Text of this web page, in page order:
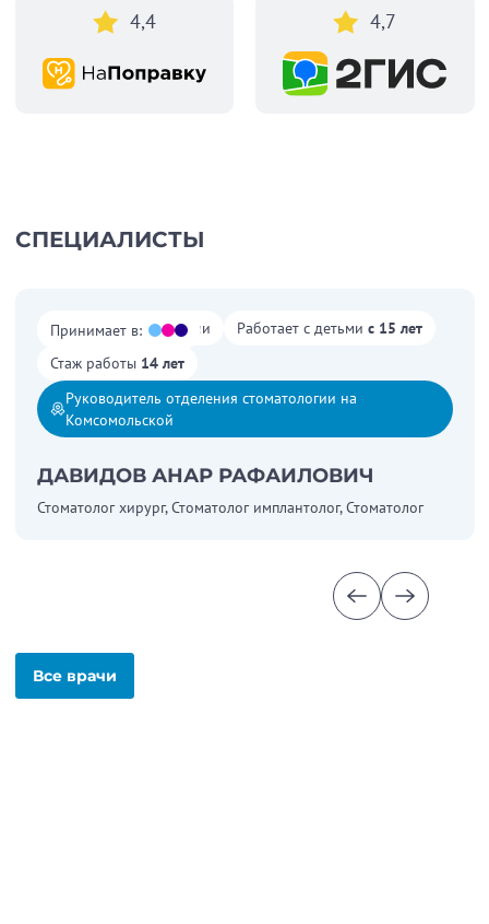
4,4 4,7
СПЕЦИАЛИСТЫ
Принимает в:
Работает со взрослыми Работает с детьми с 15 лет
Стаж работы 14 лет
Руководитель отделения стоматологии на
Комсомольской
ДАВИДОВ АНАР РАФАИЛОВИЧ
Стоматолог хирург, Стоматолог имплантолог, Стоматолог
Все врачи